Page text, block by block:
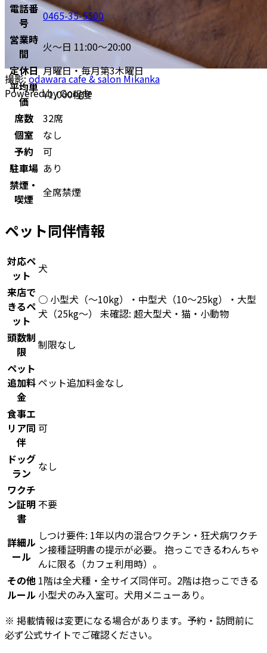
撮影:odawara cafe & salon Mikanka
Powered by Google
電話番
号
0465-35-5500
営業時
間
火〜日 11:00～20:00
定休日 月曜日・毎月第3木曜日
平均単
価
¥1,000程度
席数
32席
個室
なし
予約
可
駐車場 あり
禁煙・
喫煙
全席禁煙
ペット同伴情報
対応ペ
ット 犬
来店で
きるペ
ット
○ 小型犬（〜10kg）・中型犬（10〜25kg）・大型
犬（25kg〜） 未確認: 超大型犬・猫・小動物
頭数制
限
制限なし
ペット
追加料
金
ペット追加料金なし
食事エ
リア同
伴
可
ドッグ
ラン なし
ワクチ
ン証明
書
不要
詳細ル
ール
しつけ要件: 1年以内の混合ワクチン・狂犬病ワクチ
ン接種証明書の提示が必要。 抱っこできるわんちゃ
んに限る（カフェ利用時）。
その他
ルール
1階は全犬種・全サイズ同伴可。2階は抱っこできる
小型犬のみ入室可。犬用メニューあり。
※ 掲載情報は変更になる場合があります。予約・訪問前に
必ず公式サイトでご確認ください。